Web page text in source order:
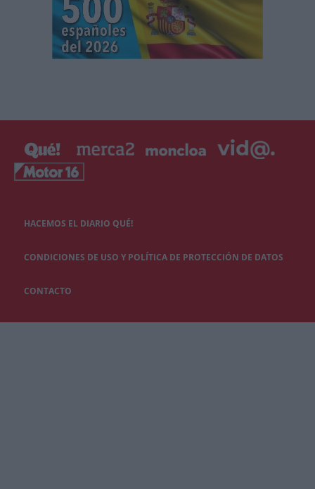
HACEMOS EL DIARIO QUÉ!
CONDICIONES DE USO Y POLÍTICA DE PROTECCIÓN DE DATOS
CONTACTO